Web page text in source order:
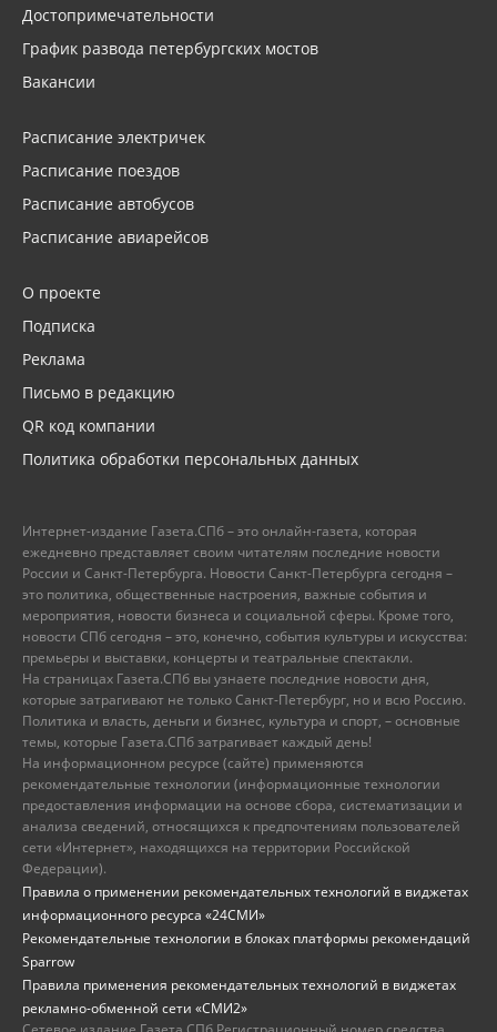
Достопримечательности
График развода петербургских мостов
Вакансии
Расписание электричек
Расписание поездов
Расписание автобусов
Расписание авиарейсов
О проекте
Подписка
Реклама
Письмо в редакцию
QR код компании
Политика обработки персональных данных
Интернет-издание Газета.СПб – это онлайн-газета, которая
ежедневно представляет своим читателям последние новости
России и Санкт-Петербурга. Новости Санкт-Петербурга сегодня –
это политика, общественные настроения, важные события и
мероприятия, новости бизнеса и социальной сферы. Кроме того,
новости СПб сегодня – это, конечно, события культуры и искусства:
премьеры и выставки, концерты и театральные спектакли.
На страницах Газета.СПб вы узнаете последние новости дня,
которые затрагивают не только Санкт-Петербург, но и всю Россию.
Политика и власть, деньги и бизнес, культура и спорт, – основные
темы, которые Газета.СПб затрагивает каждый день!
На информационном ресурсе (сайте) применяются
рекомендательные технологии (информационные технологии
предоставления информации на основе сбора, систематизации и
анализа сведений, относящихся к предпочтениям пользователей
сети «Интернет», находящихся на территории Российской
Федерации).
Правила о применении рекомендательных технологий в виджетах
информационного ресурса «24СМИ»
Рекомендательные технологии в блоках платформы рекомендаций
Sparrow
Правила применения рекомендательных технологий в виджетах
рекламно-обменной сети «СМИ2»